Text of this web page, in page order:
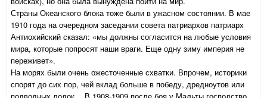
Страны Океанского блока тоже были в ужасном состоянии. В мае
1910 года на очередном заседании совета патриархов патриарх
Антиохийский сказал: «мы должны согласится на любые условия
мира, которые попросят наши враги. Еще одну зиму империя не
переживет».
На морях были очень ожесточенные схватки. Впрочем, историки
спорят до сих пор, чей вклад больше в победу, дредноутов или
подводных лодок… В 1908-1909 после боя у Мальты господство